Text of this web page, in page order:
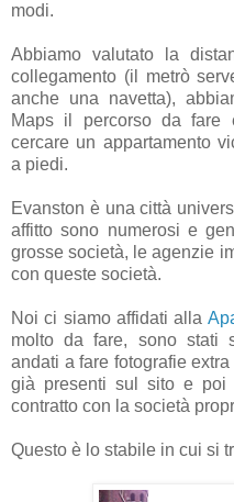
modi.
Abbiamo valutato la
collegamento (il metrò
anche una navetta),
Maps il percorso da fare
cercare un appartamento
a piedi.
Evanston è una città
affitto sono numerosi e
grosse società, le agenzie
con queste società.
Noi ci siamo affidati alla
molto da fare, sono stati
andati a fare fotografie
già presenti sul sito e poi
contratto con la società
Questo è lo stabile in cui si